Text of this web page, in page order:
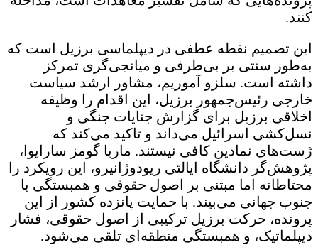
کنند.
این تصمیم نقطه عطفی در دیپلماسی برزیل است که
به‌طور سنتی بر بی‌طرفی و میانجی‌گری تمرکز
داشته است. سلزو آموریم، مشاور ارشد سیاست
خارجی رئیس‌جمهور برزیل، این اقدام را وظیفه
اخلاقی برزیل برای گزارش جنایات جنگی و
نسل‌کشی اسرائیل می‌داند و تاکید می‌کند که
ژست‌های نمادین کافی نیستند. ماریا گومز سارایوا،
پژوهش‌گر دانشگاه ایالتی ریودوژانیرو، این رویکرد را
محتاطانه اما مبتنی بر اصول حقوقی و همبستگی با
جنوب جهانی می‌بیند. با حمایت پانزده کشور از این
پرونده، حرکت برزیل ترکیبی از اصول حقوقی، فشار
دیپلماتیک، و همبستگی منطقه‌ای تلقی می‌شود.